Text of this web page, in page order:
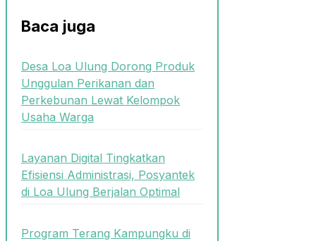
Baca juga
Desa Loa Ulung Dorong Produk
Unggulan Perikanan dan
Perkebunan Lewat Kelompok
Usaha Warga
Layanan Digital Tingkatkan
Efisiensi Administrasi, Posyantek
di Loa Ulung Berjalan Optimal
Program Terang Kampungku di